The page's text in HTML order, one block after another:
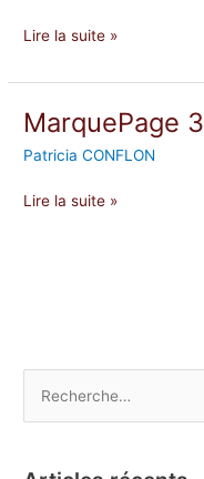
Lire la suite »
MarquePage 3
Patricia CONFLON
MarquePage
Lire la suite »